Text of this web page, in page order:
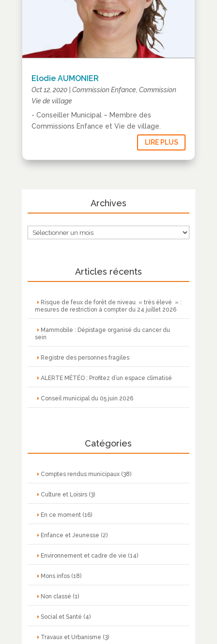
Elodie AUMONIER
Oct 12, 2020| Commission Enfance Commission
Vie de village
- Conseiller Municipal – Membre des
Commissions Enfance et Vie de village.
LIRE PLUS
Archives
Archives
Articles récents
Risque de feux de forêt de niveau « très élevé » :
mesures de restriction à compter du 24 juillet 2026
Mammobile : Dépistage organisé du cancer du
sein
Registre des personnes fragiles
ALERTE MÉTÉO : Profitez d’un espace climatisé
Conseil municipal du 05 juin 2026
Catégories
Comptes rendus municipaux(38)
Culture et Loisirs(3)
En ce moment(16)
Enfance et Jeunesse (2)
Environnement et cadre de vie (14)
Mons infos(18)
Non classé (1)
Social et Santé (4)
Travaux et Urbanisme (3)